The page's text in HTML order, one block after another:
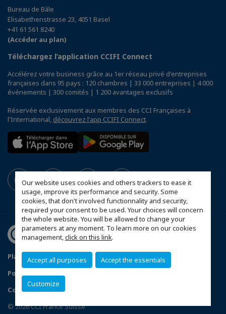
Our website uses cookies and others trackers to ease it
usage, improve its performance and security. Some
cookies, that don't involved functionnality and security,
required your consent to be used. Your choices will concern
the whole website. You will be allowed to change your
parameters at any moment. To learn more on our cookies
management,click on this link.
Accept all purposes Accept the essentials
Customize
Bureau de Bâle
Elisabethenstrasse 23, 4051 Basel
+41 61 561 8240
(Accéder au plan)
Téléchargez l’application CCIFI Connect
Accélérez votre business grâce au 1er réseau privé d'entreprises
françaises dans 95 pays : 120 chambres | 33 000 entreprises | 4 000
événements | 300 comités | 1 200 avantages exclusifs
Réservée exclusivement aux membres des CCI Françaises à
l'International, découvrez l'app CCIFI Connect.
Plan d'accès Genève
Mentions légales
Politique de confidentialité
Configurer vos préférences cookies
© 2026 CCI France Suisse